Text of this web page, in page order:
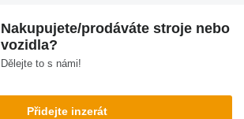
Nakupujete/prodáváte stroje nebo
vozidla?
Dělejte to s námi!
Přidejte inzerát